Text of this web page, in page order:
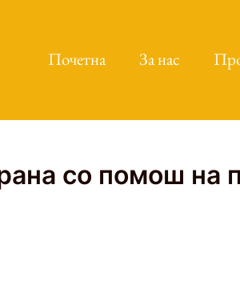
Почетна За нас
со помош на